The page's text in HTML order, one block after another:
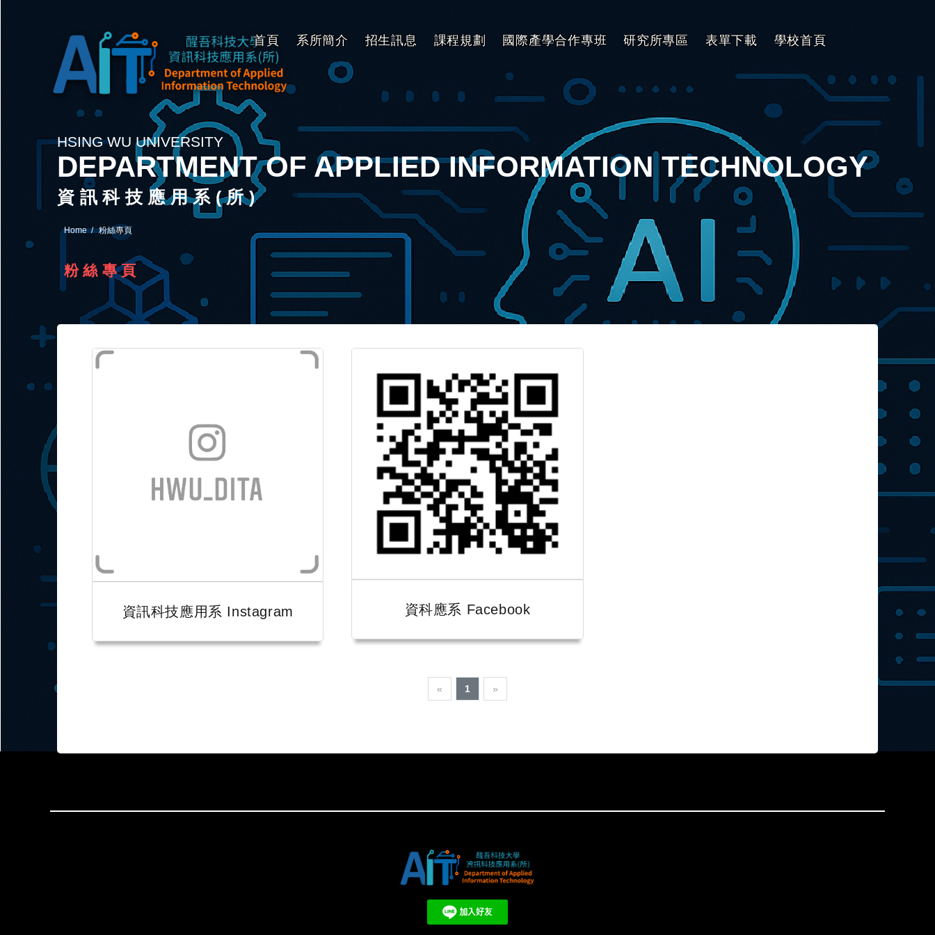
首頁 系所簡介 招生訊息 課程規劃 國際產學合作專班 研究所專區 表單下載 學校首頁
HSING WU UNIVERSITY
DEPARTMENT OF APPLIED INFORMATION TECHNOLOGY
資訊科技應用系(所)
Home 粉絲專頁
粉絲專頁
資訊科技應用系 Instagram 資科應系 Facebook
« 1 »